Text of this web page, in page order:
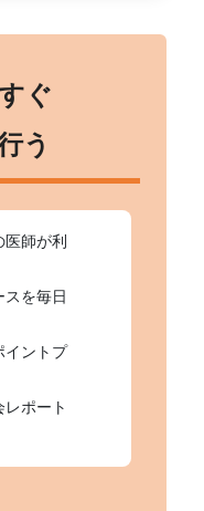
ぐ
う
師が利
スを毎日
イントプ
ポート